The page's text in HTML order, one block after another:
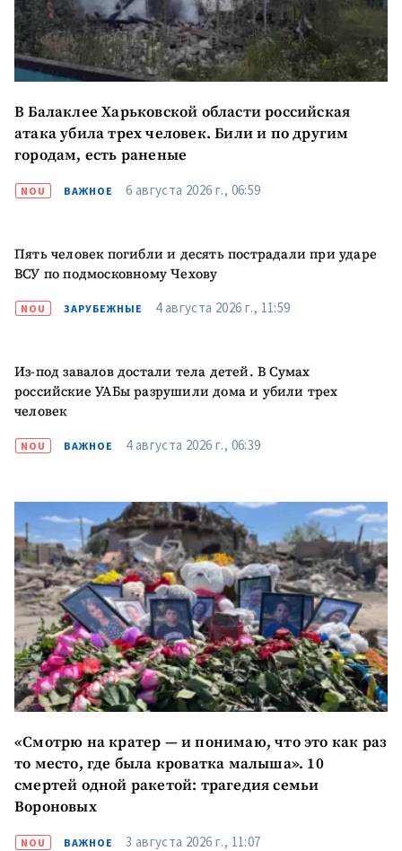
В Балаклее Харьковской области российская
атака убила трех человек. Били и по другим
городам, есть раненые
NOU ВАЖНОЕ 6 августа 2026 г., 06:59
Пять человек погибли и десять пострадали при ударе
ВСУ по подмосковному Чехову
NOU ЗАРУБЕЖНЫЕ 4 августа 2026 г., 11:59
Из-под завалов достали тела детей. В Сумах
российские УАБы разрушили дома и убили трех
человек
NOU ВАЖНОЕ 4 августа 2026 г., 06:39
«Смотрю на кратер — и понимаю, что это как раз
то место, где была кроватка малыша». 10
смертей одной ракетой: трагедия семьи
Вороновых
NOU ВАЖНОЕ 3 августа 2026 г., 11:07